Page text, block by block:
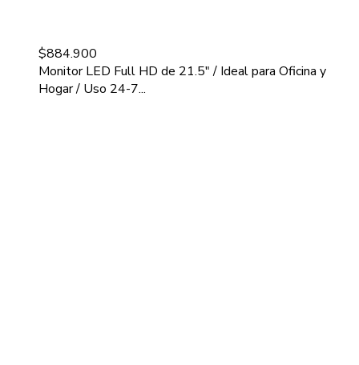
$884.900
Monitor LED Full HD de 21.5" / Ideal para Oficina y
Hogar / Uso 24-7...